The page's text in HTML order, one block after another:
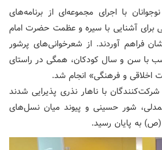
با اجرای مجموعه‌ای از برنامه‌های
برای آشنایی با سیره و عظمت حضرت امام
فراهم آوردند. از شعرخوانی‌های پرشور
با سن و سال کودکان، همگی در راستای
اخلاقی و فرهنگی» انجام شد.
با ناهار نذری پذیرایی شدند
شور حسینی و پیوند میان نسل‌های
به پایان رسید.